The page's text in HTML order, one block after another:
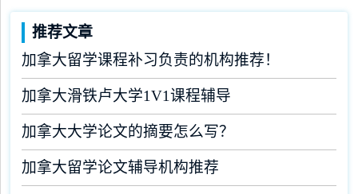
推荐文章
加拿大留学课程补习负责的机构推荐！
加拿大滑铁卢大学1V1课程辅导
加拿大大学论文的摘要怎么写？
加拿大留学论文辅导机构推荐